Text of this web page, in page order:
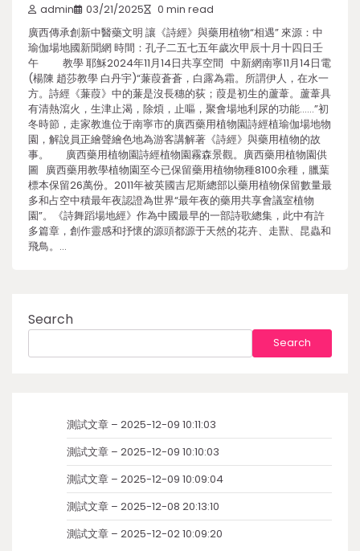
admin 03/21/2025 0 min read
廣西傳承創新中醫藥文明 讓《詩經》與藥用植物“相遇” 來源：中
瑜伽場地國新聞網 時間：孔子二五七五年歲次甲辰十月十四日壬
午 教學 耶穌2024年11月14日共享空間 中新網南寧11月14日電
(楊陳 趙莎教學 白丹宇)“蒹葭蒼蒼，白露為霜。所謂伊人，在水一
方。詩經《蒹葭》中的蒹是沒長穗的荻；葭是初生的蘆葦。蘆葦具
有清熱瀉火，生津止渴，除煩，止嘔，聚會場地利尿的功能……”初
冬時節，走家教進位于南寧市的廣西藥用植物園詩經植瑜伽場地物
園，解說員正繪聲繪色地為游客講解著《詩經》與藥用植物的故
事。 廣西藥用植物園詩經植物園霧森景觀。廣西藥用植物園供
圖 廣西藥用教學植物園至今已保留藥用植物物種8100余種，臘葉
標本保留26萬份。2011年被英國吉尼斯總部以藥用植物保留數量最
多和占空中積最年夜認證為世界“最年夜的藥用共享會議室植物
園”。《詩舞蹈場地經》作為中國最早的一部詩歌總集，此中有許
多篇章，創作靈感和抒懷的源頭都源于天然的花卉、走獸、昆蟲和
飛鳥。…
Search
Search
測試文章 – 2025-12-09 10:11:03
測試文章 – 2025-12-09 10:10:03
測試文章 – 2025-12-09 10:09:04
測試文章 – 2025-12-08 20:13:10
測試文章 – 2025-12-02 10:09:20